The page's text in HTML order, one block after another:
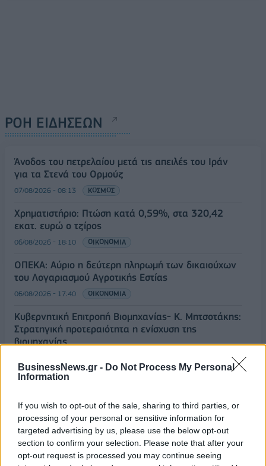
BusinessNews.gr - Do Not Process My Personal
Information
If you wish to opt-out of the sale, sharing to third parties, or
processing of your personal or sensitive information for
targeted advertising by us, please use the below opt-out
section to confirm your selection. Please note that after your
opt-out request is processed you may continue seeing
ΡΟΗ ΕΙΔΗΣΕΩΝ
Άνοδος του πετρελαίου μετά τις απειλές του Ιράν
για τα Στενά του Ορμούζ
07/08/2026 - 08:13 ΚΟΣΜΟΣ
Χρηματιστήριο: Πτώση κατά 0,59%, στα 320,42
εκατ. ευρώ ο τζίρος
06/08/2026 - 18:10 ΟΙΚΟΝΟΜΙΑ
ΟΠΕΚΑ: Αύριο η δεύτερη πληρωμή των δικαιούχων
του Λογαριασμού Αγροτικής Εστίας
06/08/2026 - 17:40 ΟΙΚΟΝΟΜΙΑ
Κυβερνητική Επιτροπή Βιομηχανίας- Κ. Μητσοτάκης:
Στρατηγική προτεραιότητα η ενίσχυση της
βιομηχανίας
Από τις 28 Αυγούστου η ψηφιακή ενεργοποίηση της
06/08/2026 - 16:51 ΟΙΚΟΝΟΜΙΑ
Eurobank: Εξελίξεις και προοπτικές στις αγορές
πετρελαίου και φυσικού αερίου στην Ευρώπη
06/08/2026 - 16:20 ΕΝΕΡΓΕΙΑ